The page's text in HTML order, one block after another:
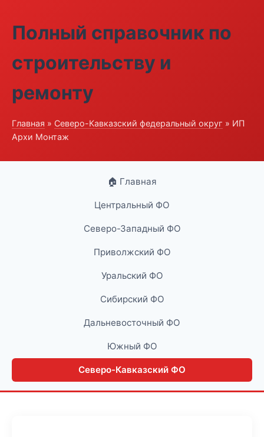
Полный справочник по
строительству и
ремонту
Главная » Северо-Кавказский федеральный округ » ИП
Архи Монтаж
🏠 Главная
Центральный ФО
Северо-Западный ФО
Приволжский ФО
Уральский ФО
Сибирский ФО
Дальневосточный ФО
Южный ФО
Северо-Кавказский ФО